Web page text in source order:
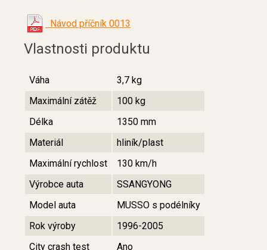
Návod příčník 0013
Vlastnosti produktu
Váha
3,7 kg
Maximální zátěž
100 kg
Délka
1350 mm
Materiál
hliník/plast
Maximální rychlost
130 km/h
Výrobce auta
SSANGYONG
Model auta
MUSSO s podélníky
Rok výroby
1996-2005
City crash test
Ano